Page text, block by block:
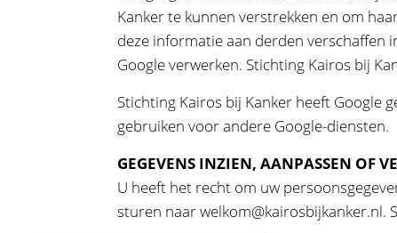
Kanker te kunnen verstrekken en om
deze informatie aan derden verschaffen
Google verwerken. Stichting Kairos bij
Stichting Kairos bij Kanker heeft Google
gebruiken voor andere Google-diensten.
GEGEVENS INZIEN, AANPASSEN OF
U heeft het recht om uw
sturen naarwelkom@kairosbijkanker.nl.